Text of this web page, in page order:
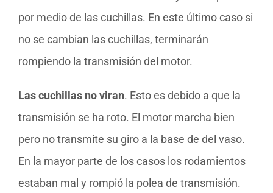
por medio de las cuchillas. En este último caso si
no se cambian las cuchillas, terminarán
rompiendo la transmisión del motor.
Las cuchillas no viran. Esto es debido a que la
transmisión se ha roto. El motor marcha bien
pero no transmite su giro a la base de del vaso.
En la mayor parte de los casos los rodamientos
estaban mal y rompió la polea de transmisión.